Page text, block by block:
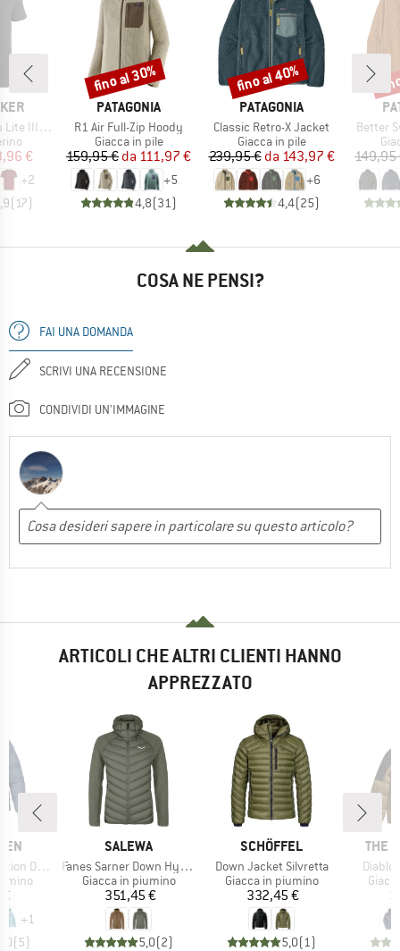
S/S Tee
ridotto
€
+2
(17)
MARCHIO
PATAGONIA
Articolo
R1 Air Full-Zip Hoody
Gruppo di prodotti
Giacca in pile
Prezzo
159,95 € Prezzo ridotto
da 111,97 €
+5
4,8(31 )
Sconto
fino al 30%
MARCHIO
PATAGONIA
Articolo
Classic Retro-X Jacket
Gruppo di prodotti
Giacca in pile
Prezzo
239,95 € Prezzo ridotto
da 143,97 €
+6
4,4(25)
Sconto
fino al 40%
Articolo
Better
149,95
COSA NE PENSI?
FAI UNA DOMANDA
SCRIVI UNA RECENSIONE
CONDIVIDI UN'IMMAGINE
ARTICOLI CHE ALTRI CLIENTI HANNO
APPREZZATO
Jacket
€
+1
(5)
MARCHIO
SALEWA
Articolo
Fanes Sarner Down Hybrid Jacket
Gruppo di prodotti
Giacca in piumino
Prezzo
351,45 €
5,0(2)
MARCHIO
SCHÖFFEL
Articolo
Down Jacket Silvretta
Gruppo di prodotti
Giacca in piumino
Prezzo
332,45 €
5,0(1)
THE
Articolo
Diablo